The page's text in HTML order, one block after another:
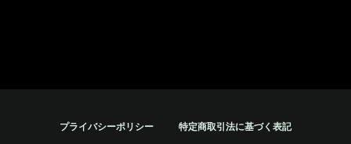
プライバシーポリシー 特定商取引法に基づく表記